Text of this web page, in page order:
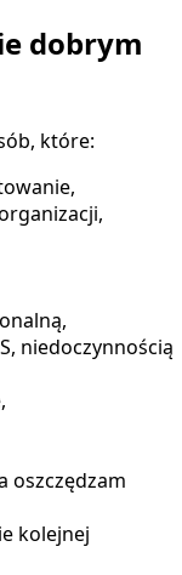
dobrym
które:
niedoczynnością
oszczędzam
kolejnej